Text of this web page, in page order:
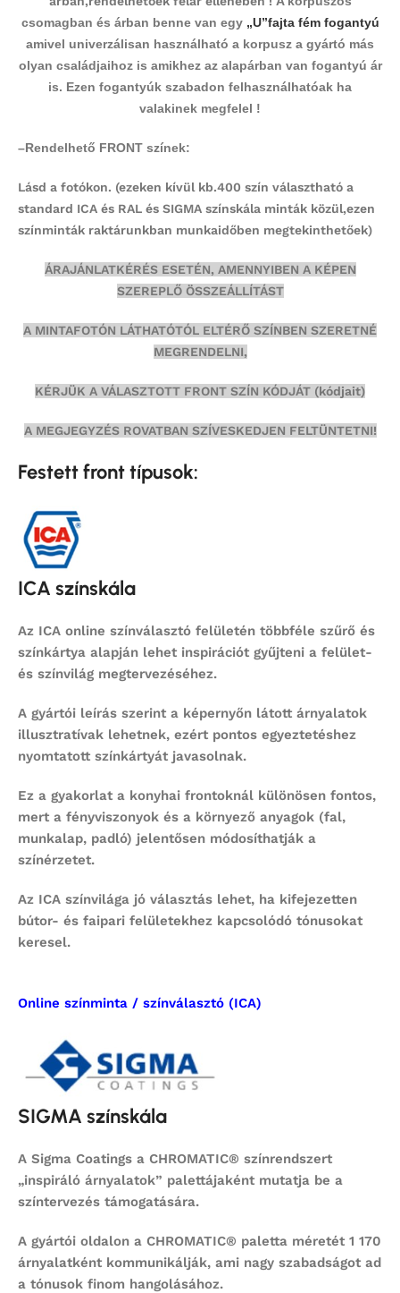
csomagban és árban benne van egy „U”fajta fém fogantyú
amivel univerzálisan használható a korpusz a gyártó más
olyan családjaihoz is amikhez az alapárban van fogantyú ár
is. Ezen fogantyúk szabadon felhasználhatóak ha
valakinek megfelel !
–Rendelhető FRONT színek:
Lásd a fotókon. (ezeken kívül kb.400 szín választható a
standard ICA és RAL és SIGMA színskála minták közül,ezen
színminták raktárunkban munkaidőben megtekinthetőek)
ÁRAJÁNLATKÉRÉS ESETÉN, AMENNYIBEN A KÉPEN
SZEREPLŐ ÖSSZEÁLLÍTÁST
A MINTAFOTÓN LÁTHATÓTÓL ELTÉRŐ SZÍNBEN SZERETNÉ
MEGRENDELNI,
KÉRJÜK A VÁLASZTOTT FRONT SZÍN KÓDJÁT (kódjait)
A MEGJEGYZÉS ROVATBAN SZÍVESKEDJEN FELTÜNTETNI!
Festett front típusok:
ICA színskála
Az ICA online színválasztó felületén többféle szűrő és
színkártya alapján lehet inspirációt gyűjteni a felület-
és színvilág megtervezéséhez.
A gyártói leírás szerint a képernyőn látott árnyalatok
illusztratívak lehetnek, ezért pontos egyeztetéshez
nyomtatott színkártyát javasolnak.
Ez a gyakorlat a konyhai frontoknál különösen fontos,
mert a fényviszonyok és a környező anyagok (fal,
munkalap, padló) jelentősen módosíthatják a
színérzetet.
Az ICA színvilága jó választás lehet, ha kifejezetten
bútor- és faipari felületekhez kapcsolódó tónusokat
keresel.
Online színminta / színválasztó (ICA)
SIGMA színskála
A Sigma Coatings a CHROMATIC® színrendszert
„inspiráló árnyalatok” palettájaként mutatja be a
színtervezés támogatására.
A gyártói oldalon a CHROMATIC® paletta méretét 1 170
árnyalatként kommunikálják, ami nagy szabadságot ad
a tónusok finom hangolásához.